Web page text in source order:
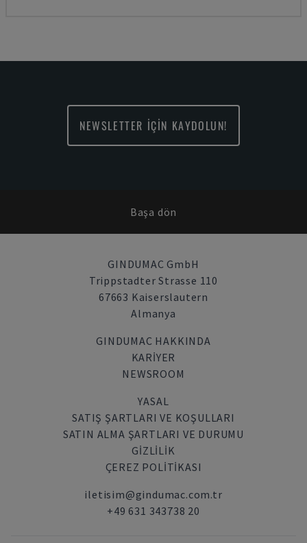
NEWSLETTER İÇİN KAYDOLUN!
Başa dön
GINDUMAC GmbH
Trippstadter Strasse 110
67663 Kaiserslautern
Almanya
GINDUMAC HAKKINDA
KARIYER
NEWSROOM
YASAL
SATIŞ ŞARTLARI VE KOŞULLARI
SATIN ALMA ŞARTLARI VE DURUMU
GİZLİLİK
ÇEREZ POLITIKASI
iletisim@gindumac.com.tr
+49 631 343738 20